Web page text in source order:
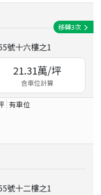
號十六樓之1
移轉3次
21.31萬/坪
含車位計算
有車位
號十二樓之1